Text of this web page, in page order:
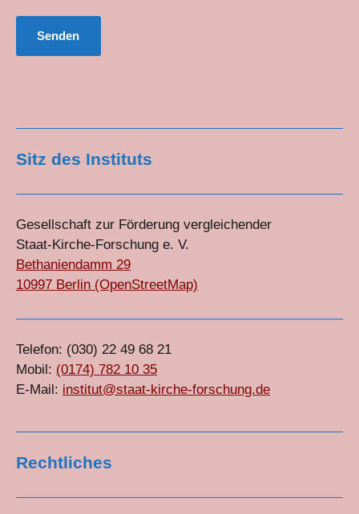
Sitz des Instituts
Gesellschaft zur Förderung vergleichender
Staat-Kirche-Forschung e. V.
Bethaniendamm 29
10997 Berlin (OpenStreetMap)
Telefon: (030) 22 49 68 21
Mobil: (0174) 782 10 35
E-Mail: institut@staat-kirche-forschung.de
Rechtliches